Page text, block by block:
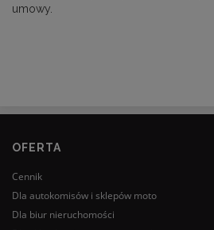
umowy.
OFERTA
Cennik
Dla autokomisów i sklepów moto
Dla biur nieruchomości